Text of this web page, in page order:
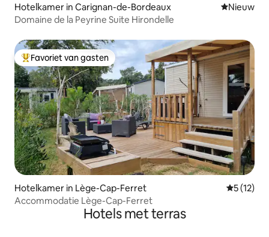
Hotelkamer in Carignan-de-Bordeaux Nieuwe
Nieuw
Domaine de la Peyrine Suite Hirondelle
Topfavoriet van gasten
Favoriet van gasten
Hotelkamer in Lège-Cap-Ferret
5 (12)
Accommodatie Lège-Cap-Ferret
Hotels met terras